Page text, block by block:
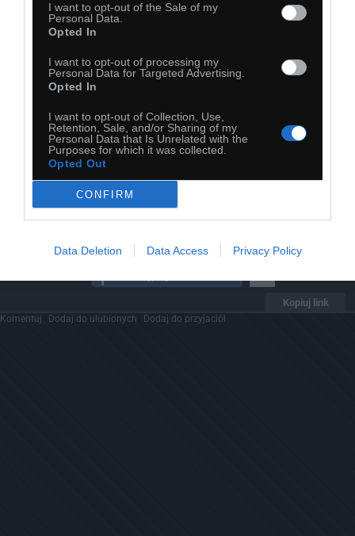
I want to opt-out of the Sale of my
Personal Data.
Opted In
I want to opt-out of processing my
Personal Data for Targeted Advertising.
Opted In
I want to opt-out of Collection, Use,
Retention, Sale, and/or Sharing of my
Personal Data that Is Unrelated with the
Purposes for which it was collected.
Opted Out
CONFIRM
Data Deletion Data Access Privacy Policy
Kopiuj link
Komentuj Dodaj do ulubionych Dodaj do przyjaciół